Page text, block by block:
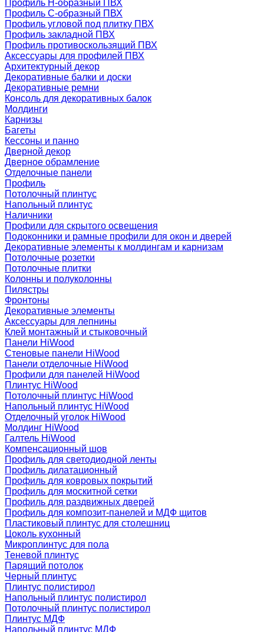
Профиль H-образный ПВХ
Профиль C-образный ПВХ
Профиль угловой под плитку ПВХ
Профиль закладной ПВХ
Профиль противоскользящий ПВХ
Аксессуары для профилей ПВХ
Архитектурный декор
Декоративные балки и доски
Декоративные ремни
Консоль для декоративных балок
Молдинги
Карнизы
Багеты
Кессоны и панно
Дверной декор
Дверное обрамление
Отделочные панели
Профиль
Потолочный плинтус
Напольный плинтус
Наличники
Профили для скрытого освещения
Подоконники и рамные профили для окон и дверей
Декоративные элементы к молдингам и карнизам
Потолочные розетки
Потолочные плитки
Колонны и полуколонны
Пилястры
Фронтоны
Декоративные элементы
Аксессуары для лепнины
Клей монтажный и стыковочный
Панели HiWood
Стеновые панели HiWood
Панели отделочные HiWood
Профили для панелей HiWood
Плинтус HiWood
Потолочный плинтус HiWood
Напольный плинтус HiWood
Отделочный уголок HiWood
Молдинг HiWood
Галтель HiWood
Компенсационный шов
Профиль для светодиодной ленты
Профиль дилатационный
Профиль для ковровых покрытий
Профиль для москитной сетки
Профиль для раздвижных дверей
Профиль для композит-панелей и МДФ щитов
Пластиковый плинтус для столешниц
Цоколь кухонный
Микроплинтус для пола
Теневой плинтус
Парящий потолок
Черный плинтус
Плинтус полистирол
Напольный плинтус полистирол
Потолочный плинтус полистирол
Плинтус МДФ
Напольный плинтус МДФ